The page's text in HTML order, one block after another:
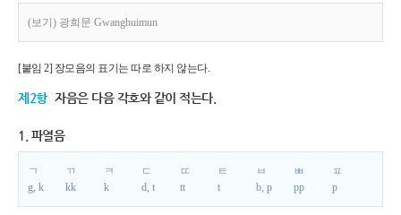
(보기) 광희문 Gwanghuimun
[붙임 2] 장모음의 표기는 따로 하지 않는다.
제2항 자음은 다음 각호와 같이 적는다.
1. 파열음
ㄱ
g, k
ㄲ
kk
ㅋ
k
ㄷ
d, t
ㄸ
tt
ㅌ
t
ㅂ
b, p
ㅃ
pp
ㅍ
p